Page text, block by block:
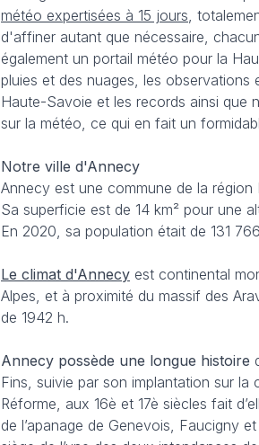
météo expertisées à 15 jours ,
d'affiner autant que nécessaire,
également un portail météo pour la
pluies et des nuages, les observations
Haute-Savoie et les records ainsi que
sur la météo, ce qui en fait un
Notre ville d'Annecy
Annecy est une commune de la
Sa superficie est de 14 km² pour une
En 2020, sa population était de 131
Le climat d'Annecy est continental
Alpes, et à proximité du massif des
de 1942 h.
Annecy possède une longue histoire
Fins, suivie par son implantation sur
Réforme, aux 16è et 17è siècles fait
de l’apanage de Genevois, Faucigny